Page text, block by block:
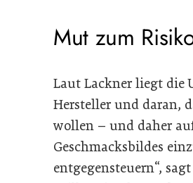
Mut zum
Laut Lackner liegt die
Hersteller und daran,
wollen – und daher
Geschmacksbildes
entgegensteuern“,